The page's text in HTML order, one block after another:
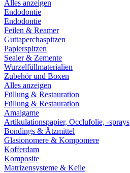
Alles anzeigen
Endodontie
Endodontie
Feilen & Reamer
Guttaperchaspitzen
Papierspitzen
Sealer & Zemente
Wurzelfüllmaterialien
Zubehör und Boxen
Alles anzeigen
Füllung & Restauration
Füllung & Restauration
Amalgame
Artikulationspapier, Occlufolie, -sprays
Bondings & Ätzmittel
Glasionomere & Kompomere
Kofferdam
Komposite
Matrizensysteme & Keile